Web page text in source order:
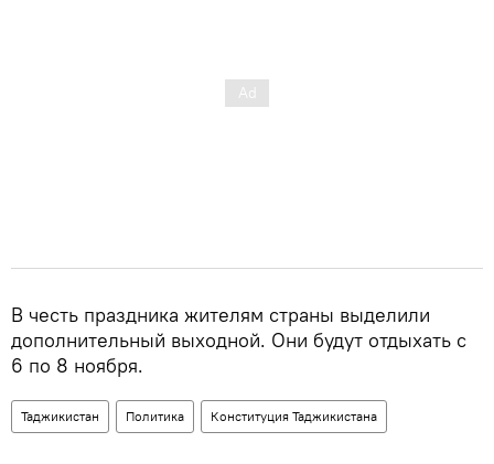
В честь праздника жителям страны выделили
дополнительный выходной. Они будут отдыхать с
6 по 8 ноября.
Таджикистан Политика Конституция Таджикистана